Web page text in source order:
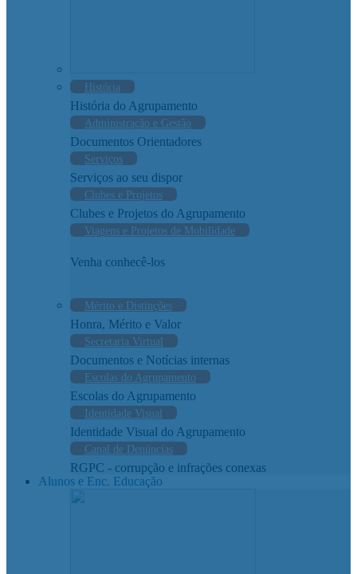
História
História do Agrupamento
Administração e Gestão
Documentos Orientadores
Serviços
Serviços ao seu dispor
Clubes e Projetos
Clubes e Projetos do Agrupamento
Viagens e Projetos de Mobilidade
Venha conhecê-los
Mérito e Distinções
Honra, Mérito e Valor
Secretaria Virtual
Documentos e Notícias internas
Escolas do Agrupamento
Escolas do Agrupamento
Identidade Visual
Identidade Visual do Agrupamento
Canal de Denúncias
RGPC - corrupção e infrações conexas
Alunos e Enc. Educação